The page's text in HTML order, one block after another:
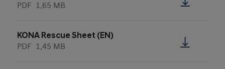
PDF 1.65 MB
KONA Rescue Sheet (EN)
PDF 1.45 MB